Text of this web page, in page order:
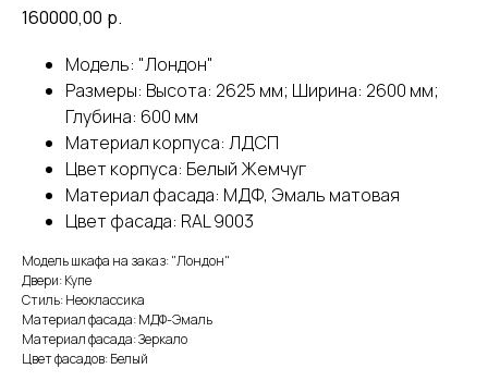
160000,00 р.
Модель: "Лондон"
Размеры: Высота: 2625 мм; Ширина: 2600 мм;
Глубина: 600 мм
Материал корпуса: ЛДСП
Цвет корпуса: Белый Жемчуг
Материал фасада: МДФ, Эмаль матовая
Цвет фасада: RAL 9003
Модель шкафа на заказ: "Лондон"
Двери: Купе
Стиль: Неоклассика
Материал фасада: МДФ-Эмаль
Материал фасада: Зеркало
Цвет фасадов: Белый